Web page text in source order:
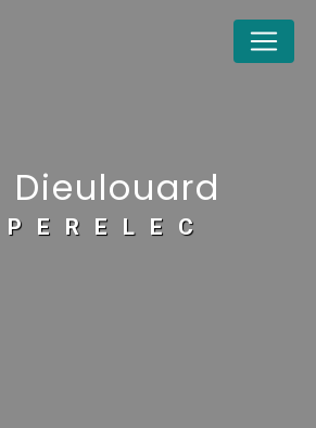
Dieulouard